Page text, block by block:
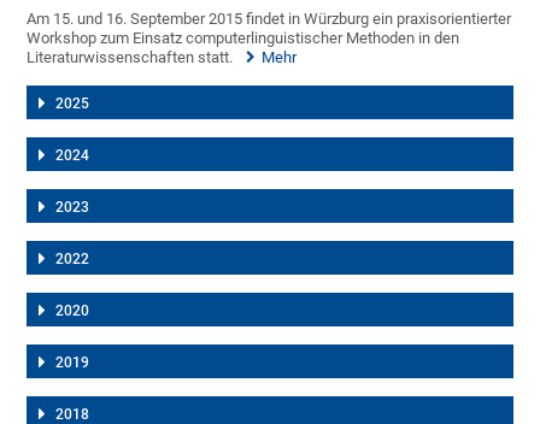
Am 15. und 16. September 2015 findet in Würzburg ein praxisorientierter
Workshop zum Einsatz computerlinguistischer Methoden in den
Literaturwissenschaften statt.
Mehr
2025
2024
2023
2022
2020
2019
2018